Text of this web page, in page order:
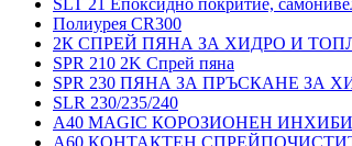
SLT 21 Епоксидно покритие,
Полиурея CR300
2К СПРЕЙ ПЯНА ЗА ХИДРО И
SPR 210 2K Спрей пяна
SPR 230 ПЯНА ЗА ПРЪСКАНЕ ЗА
SLR 230/235/240
A40 MAGIC КОРОЗИОНЕН
A60 КОНТАКТЕН